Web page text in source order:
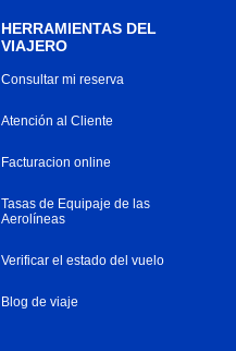
HERRAMIENTAS DEL
VIAJERO
Consultar mi reserva
Atención al Cliente
Facturacion online
Tasas de Equipaje de las
Aerolíneas
Verificar el estado del vuelo
Blog de viaje